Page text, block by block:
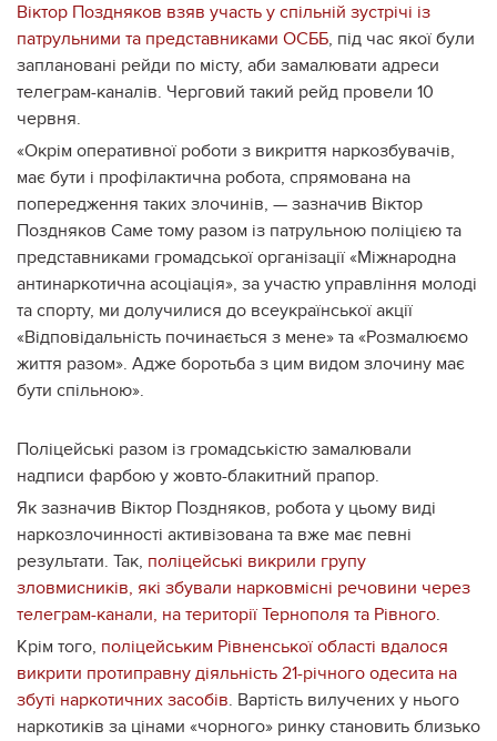
Віктор Поздняков взяв участь у спільній зустрічі із
патрульними та представниками ОСББ, під час якої були
заплановані рейди по місту, аби замалювати адреси
телеграм-каналів. Черговий такий рейд провели 10
червня.
«Окрім оперативної роботи з викриття наркозбувачів,
має бути і профілактична робота, спрямована на
попередження таких злочинів, — зазначив Віктор
Поздняков Саме тому разом із патрульною поліцією та
представниками громадської організації «Міжнародна
антинаркотична асоціація», за участю управління молоді
та спорту, ми долучилися до всеукраїнської акції
«Відповідальність починається з мене» та «Розмалюємо
життя разом». Адже боротьба з цим видом злочину має
бути спільною».
Поліцейські разом із громадськістю замалювали
надписи фарбою у жовто-блакитний прапор.
Як зазначив Віктор Поздняков, робота у цьому виді
наркозлочинності активізована та вже має певні
результати. Так, поліцейські викрили групу
зловмисників, які збували нарковмісні речовини через
телеграм-канали, на території Тернополя та Рівного.
Крім того, поліцейським Рівненської області вдалося
викрити протиправну діяльність 21-річного одесита на
збуті наркотичних засобів. Вартість вилучених у нього
наркотиків за цінами «чорного» ринку становить близько